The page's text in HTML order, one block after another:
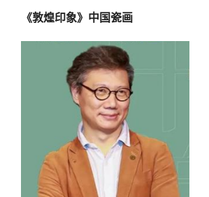
《敦煌印象》中国瓷画